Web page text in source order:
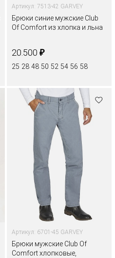
Артикул: 7513-42 GARVEY
Брюки синие мужские Club
Of Comfort из хлопка и льна
20.500 ₽
25 28 48 50 52 54 56 58
Артикул: 6701-45 GARVEY
Брюки мужские Club Of
Comfort хлопковые,